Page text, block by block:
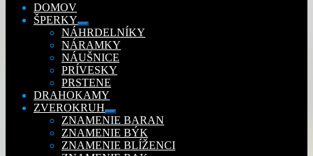
DOMOV
ŠPERKY
Rozbaliť
podradené
menu
NÁHRDELNÍKY
NÁRAMKY
NÁUŠNICE
PRÍVESKY
PRSTENE
DRAHOKAMY
ZVEROKRUH
Rozbaliť
podradené
menu
ZNAMENIE BARAN
ZNAMENIE BÝK
ZNAMENIE BLÍŽENCI